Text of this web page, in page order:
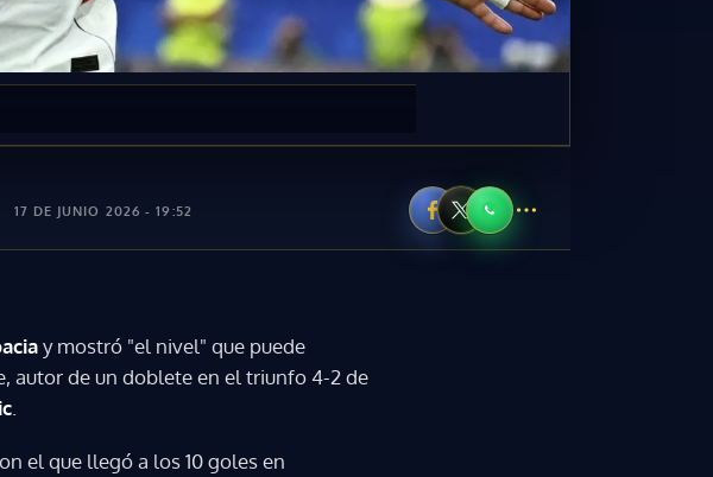
17 DE JUNIO 2026 - 19:52
y mostró "el nivel" que puede
autor de un doblete en el triunfo 4-2 de
el que llegó a los 10 goles en